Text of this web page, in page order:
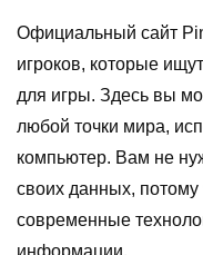
Официальный сайт
игроков, которые
для игры. Здесь вы
любой точки мира,
компьютер. Вам не
своих данных, потому
современные
информации.